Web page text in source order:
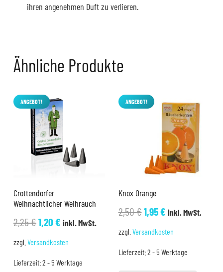
ihren angenehmen Duft zu verlieren.
Ähnliche Produkte
ANGEBOT!
Crottendorfer
Weihnachtlicher Weihrauch
2,25€Ursprünglicher
2,25 €
1,20€Aktueller
1,20 €.
inkl. MwSt.
zzgl. Versandkosten
Lieferzeit:2 - 5 Werktage
ANGEBOT!
Knox Orange
2,50€Ursprünglicher
2,50 €
1,95€Aktueller
1,95 €.
inkl. MwSt.
zzgl. Versandkosten
Lieferzeit:2 - 5 Werktage